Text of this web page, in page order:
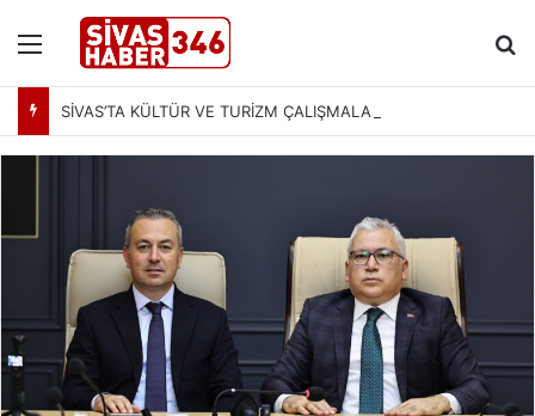
Menü